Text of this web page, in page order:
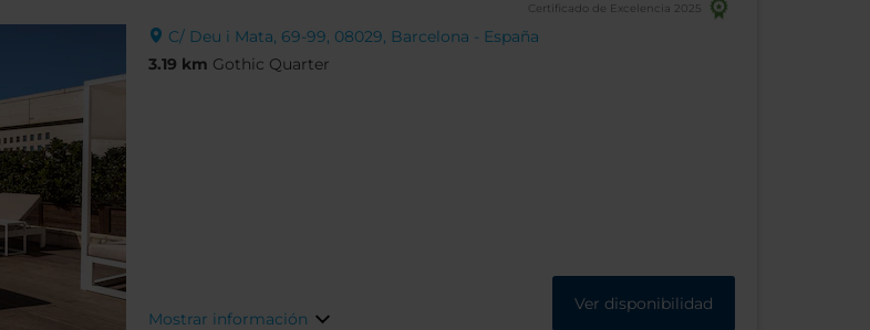
C/ Deu i Mata, 69-99, 08029, Barcelona - España
3.19 km Gothic Quarter
Certificado de Excelencia 2025
Mostrar información
Ver disponibilidad